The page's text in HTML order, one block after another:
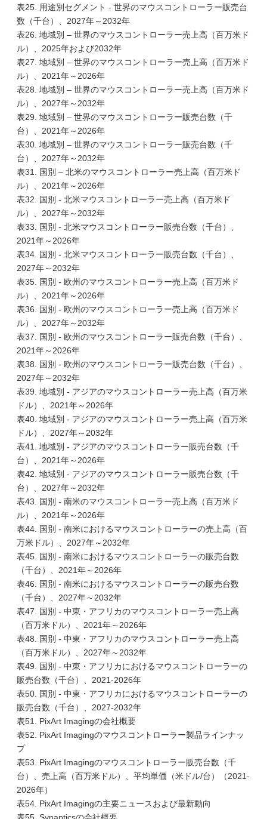
表25. 用途別セグメント - 世界のマウスコントローラー販売台
数（千台）、2027年～2032年
表26. 地域別 – 世界のマウスコントローラー売上高（百万米ド
ル）、2025年および2032年
表27. 地域別 – 世界のマウスコントローラー売上高（百万米ド
ル）、2021年～2026年
表28. 地域別 – 世界のマウスコントローラー売上高（百万米ド
ル）、2027年～2032年
表29. 地域別 – 世界のマウスコントローラー販売台数（千
台）、2021年～2026年
表30. 地域別 – 世界のマウスコントローラー販売台数（千
台）、2027年～2032年
表31. 国別 – 北米のマウスコントローラー売上高（百万米ド
ル）、2021年～2026年
表32. 国別 - 北米マウスコントローラー売上高（百万米ド
ル）、2027年～2032年
表33. 国別 - 北米マウスコントローラー販売台数（千台）、
2021年～2026年
表34. 国別 - 北米マウスコントローラー販売台数（千台）、
2027年～2032年
表35. 国別 - 欧州のマウスコントローラー売上高（百万米ド
ル）、2021年～2026年
表36. 国別 - 欧州のマウスコントローラー売上高（百万米ド
ル）、2027年～2032年
表37. 国別 - 欧州のマウスコントローラー販売台数（千台）、
2021年～2026年
表38. 国別 - 欧州のマウスコントローラー販売台数（千台）、
2027年～2032年
表39. 地域別 - アジアのマウスコントローラー売上高（百万米
ドル）、2021年～2026年
表40. 地域別 - アジアのマウスコントローラー売上高（百万米
ドル）、2027年～2032年
表41. 地域別 - アジアのマウスコントローラー販売台数（千
台）、2021年～2026年
表42. 地域別 - アジアのマウスコントローラー販売台数（千
台）、2027年～2032年
表43. 国別 - 南米のマウスコントローラー売上高（百万米ド
ル）、2021年～2026年
表44. 国別 - 南米におけるマウスコントローラーの売上高（百
万米ドル）、2027年～2032年
表45. 国別 - 南米におけるマウスコントローラーの販売台数
（千台）、2021年～2026年
表46. 国別 - 南米におけるマウスコントローラーの販売台数
（千台）、2027年～2032年
表47. 国別 - 中東・アフリカのマウスコントローラー売上高
（百万米ドル）、2021年～2026年
表48. 国別 - 中東・アフリカのマウスコントローラー売上高
（百万米ドル）、2027年～2032年
表49. 国別 - 中東・アフリカにおけるマウスコントローラーの
販売台数（千台）、2021-2026年
表50. 国別 - 中東・アフリカにおけるマウスコントローラーの
販売台数（千台）、2027-2032年
表51. PixArt Imagingの会社概要
表52. PixArt Imagingのマウスコントローラー製品ラインナッ
プ
表53. PixArt Imagingのマウスコントローラー販売台数（千
台）、売上高（百万米ドル）、平均単価（米ドル/台）（2021-
2026年）
表54. PixArt Imagingの主要ニュースおよび最新動向